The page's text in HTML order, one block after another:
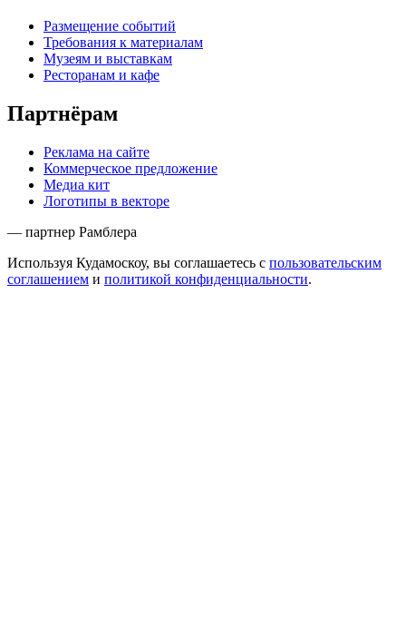
Размещение событий
Требования к материалам
Музеям и выставкам
Ресторанам и кафе
Партнёрам
Реклама на сайте
Коммерческое предложение
Медиа кит
Логотипы в векторе
— партнер Рамблера
Используя Кудамоскоу, вы соглашаетесь с пользовательским
соглашением и политикой конфиденциальности.